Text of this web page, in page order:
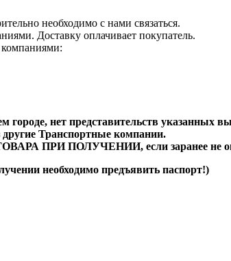
необходимо с нами связаться.
Доставку оплачивает покупатель.
компаниями:
городе, нет представительств указанных
другие Транспортные компании.
ПРИ ПОЛУЧЕНИИ, если заранее не
необходимо предъявить паспорт!)